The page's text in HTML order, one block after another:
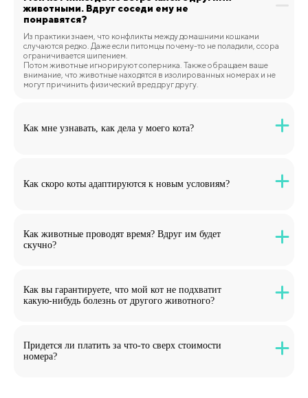
животными. Вдруг соседи ему не
понравятся?
Из практики знаем, что конфликты между домашними кошками
случаются редко. Даже если питомцы почему-то не поладили, ссора
ограничивается шипением.
Потом животные игнорируют соперника. Также обращаем ваше
внимание, что животные находятся в изолированных номерах и не
могут причинить физический вред друг другу.
Как мне узнавать, как дела у моего кота?
Как скоро коты адаптируются к новым условиям?
Как животные проводят время? Вдруг им будет
скучно?
Как вы гарантируете, что мой кот не подхватит
какую-нибудь болезнь от другого животного?
Придется ли платить за что-то сверх стоимости
номера?